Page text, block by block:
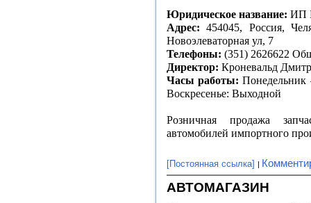
Юридическое название: ИП
Адрес: 454045, Россия,
Новоэлеваторная ул, 7
Телефоны: (351) 2626622
Директор: Кроневальд
Часы работы:Понедельник
Воскресенье: Выходной
Розничная продажа
автомобилей импортного
[Постоянная ссылка]
АВТОМАГАЗИН